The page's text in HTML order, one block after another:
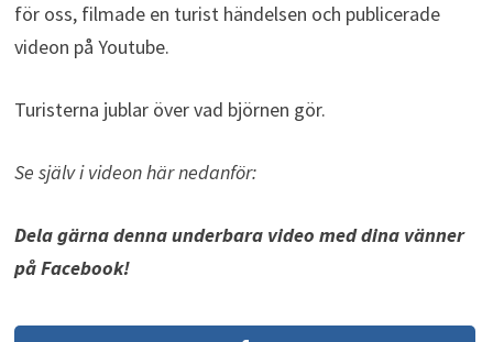
för oss, filmade en turist händelsen och publicerade
videon på Youtube.
Turisterna jublar över vad björnen gör.
Se själv i videon här nedanför:
Dela gärna denna underbara video med dina vänner
på Facebook!